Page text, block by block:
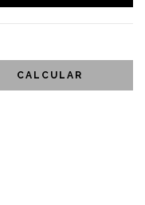
CALCULAR